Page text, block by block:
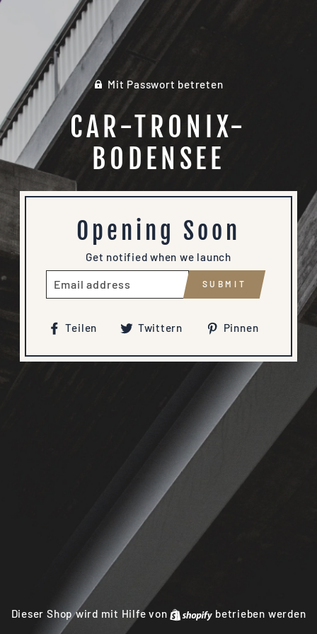
Mit Passwort betreten
CAR-TRONIX-
BODENSEE
Opening Soon
Get notified when we launch
MAIL
SUBMIT
Teilen
Auf
teilen
Twittern
Auf
twittern
Pinnen
pinnen
Dieser Shop wird mit Hilfe von Shopify
betrieben werden